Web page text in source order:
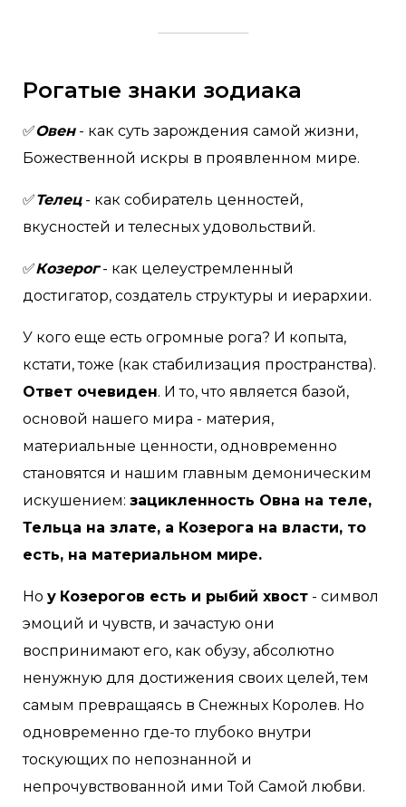
Рогатые знаки зодиака
✅Овен- как суть зарождения самой жизни,
Божественной искры в проявленном мире.
✅Телец- как собиратель ценностей,
вкусностей и телесных удовольствий.
✅Козерог- как целеустремленный
достигатор, создатель структуры и иерархии.
У кого еще есть огромные рога? И копыта,
кстати, тоже (как стабилизация пространства).
Ответ очевиден. И то, что является базой,
основой нашего мира - материя,
материальные ценности, одновременно
становятся и нашим главным демоническим
искушением: зацикленность Овна на теле,
Тельца на злате, а Козерога на власти, то
есть, на материальном мире.
Но у Козерогов есть и рыбий хвост - символ
эмоций и чувств, и зачастую они
воспринимают его, как обузу, абсолютно
ненужную для достижения своих целей, тем
самым превращаясь в Снежных Королев. Но
одновременно где-то глубоко внутри
тоскующих по непознанной и
непрочувствованной ими Той Самой любви.